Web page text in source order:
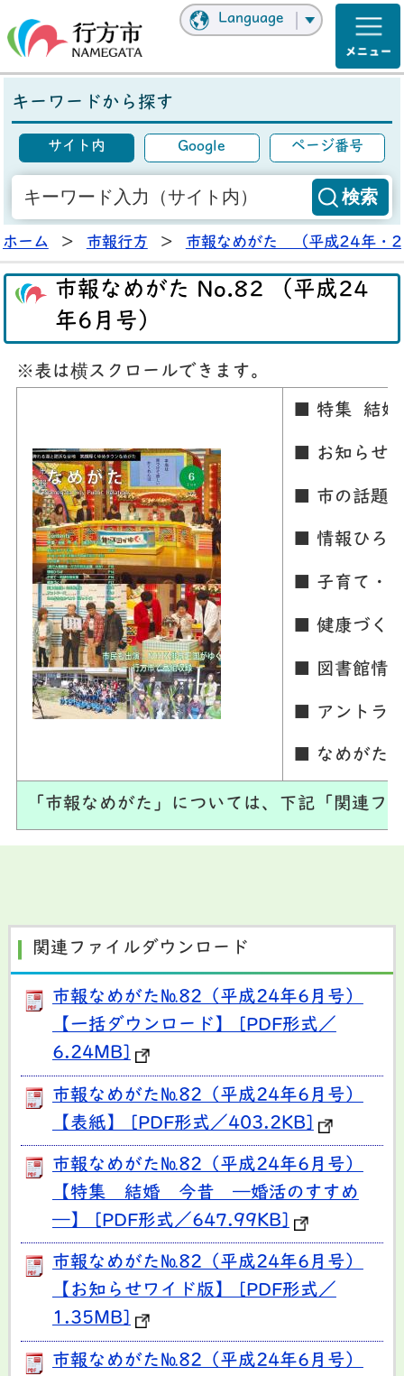
Language
キーワードから探す
サイト内 Google ページ番号
ホーム > 市報行方 > 市報なめがた （平成24年・
市報なめがた No.82 （平成24
年6月号）
※表は横スクロールできます。
■ 特集 結婚
■ お知らせ
■ 市の話題
■ 情報ひろ
■ 子育て・
■ 健康づく
■ 図書館情
■ アントラ
■ なめがた
「市報なめがた」については、下記「関連
関連ファイルダウンロード
市報なめがた№82（平成24年6月号）
【一括ダウンロード】 [PDF形式／
6.24MB]
市報なめがた№82（平成24年6月号）
【表紙】 [PDF形式／403.2KB]
市報なめがた№82（平成24年6月号）
【特集 結婚 今昔 ―婚活のすすめ
―】 [PDF形式／647.99KB]
市報なめがた№82（平成24年6月号）
【お知らせワイド版】 [PDF形式／
1.35MB]
市報なめがた№82（平成24年6月号）